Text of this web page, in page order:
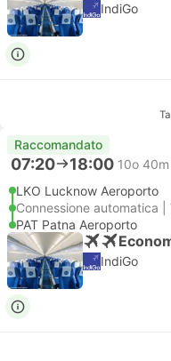
IndiGo
Raccomandato
07:20 18:00 10o 40m
LKO Lucknow Aeroporto
Connessione automatica |
PAT Patna Aeroporto
IndiGo